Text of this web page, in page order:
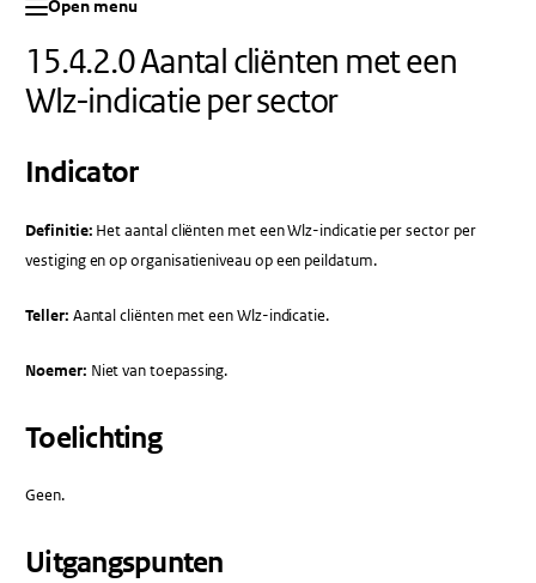
Open menu
15.4.2.0 Aantal cliënten met een
Wlz-indicatie per sector
Indicator
Definitie: Het aantal cliënten met een Wlz-indicatie per sector per
vestiging en op organisatieniveau op een peildatum.
Teller: Aantal cliënten met een Wlz-indicatie.
Noemer: Niet van toepassing.
Toelichting
Geen.
Uitgangspunten